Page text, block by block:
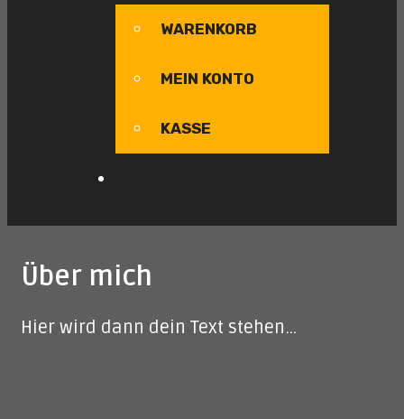
WARENKORB
MEIN KONTO
KASSE
Über mich
Hier wird dann dein Text stehen…